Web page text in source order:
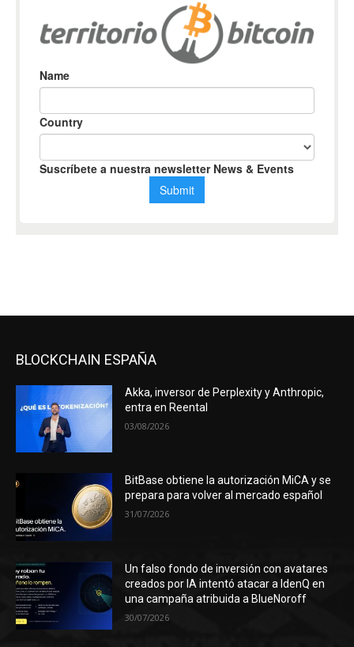
BLOCKCHAIN ESPAÑA
Akka, inversor de Perplexity y Anthropic,
entra en Reental
03/08/2026
BitBase obtiene la autorización MiCA y se
prepara para volver al mercado español
31/07/2026
Un falso fondo de inversión con avatares
creados por IA intentó atacar a IdenQ en
una campaña atribuida a BlueNoroff
30/07/2026